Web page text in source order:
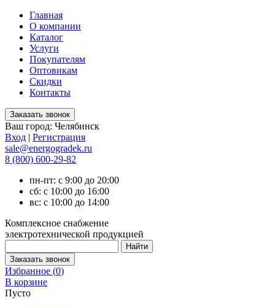
Главная
О компании
Каталог
Услуги
Покупателям
Оптовикам
Скидки
Контакты
Ваш город: Челябинск
Вход | Регистрация
sale@energogradek.ru
8 (800) 600-29-82
пн-пт: с 9:00 до 20:00
сб: с 10:00 до 16:00
вс: с 10:00 до 14:00
Комплексное снабжение
электротехнической продукцией
Избранное (0)
В корзине
Пусто